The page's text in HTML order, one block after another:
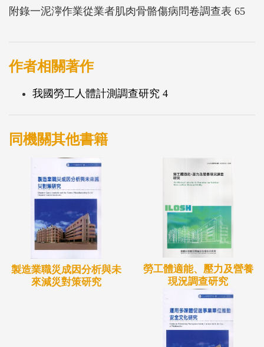
附錄一泥濘作業從業者肌肉骨骼傷病問卷調查表 65
作者相關著作
我國勞工人體計測調查研究 4
同機關其他書籍
製造業職災成因分析與未
來減災對策研究
勞工體適能、壓力及營養
現況調查研究